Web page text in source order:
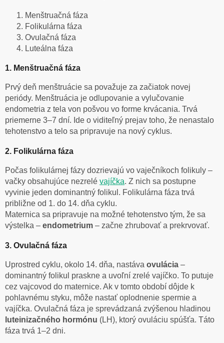
Menštruačná fáza
Folikulárna fáza
Ovulačná fáza
Luteálna fáza
1. Menštruačná fáza
Prvý deň menštruácie sa považuje za začiatok novej
periódy. Menštruácia je odlupovanie a vylučovanie
endometria z tela von pošvou vo forme krvácania. Trvá
priemerne 3–7 dní. Ide o viditeľný prejav toho, že nenastalo
tehotenstvo a telo sa pripravuje na nový cyklus.
2. Folikulárna fáza
Počas folikulárnej fázy dozrievajú vo vaječníkoch folikuly –
vačky obsahujúce nezrelé vajíčka. Z nich sa postupne
vyvinie jeden dominantný folikul. Folikulárna fáza trvá
približne od 1. do 14. dňa cyklu.
Maternica sa pripravuje na možné tehotenstvo tým, že sa
výstelka – endometrium – začne zhrubovať a prekrvovať.
3. Ovulačná fáza
Uprostred cyklu, okolo 14. dňa, nastáva ovulácia –
dominantný folikul praskne a uvoľní zrelé vajíčko. To putuje
cez vajcovod do maternice. Ak v tomto období dôjde k
pohlavnému styku, môže nastať oplodnenie spermie a
vajíčka. Ovulačná fáza je sprevádzaná zvýšenou hladinou
luteinizačného hormónu (LH), ktorý ovuláciu spúšťa. Táto
fáza trvá 1–2 dni.